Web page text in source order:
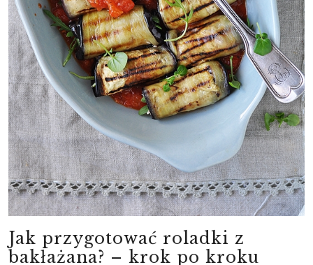
Jak przygotować roladki z
bakłażana? – krok po kroku